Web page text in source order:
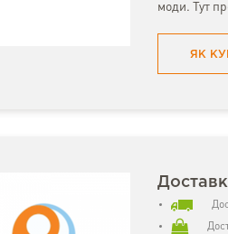
моди. Тут
ЯК